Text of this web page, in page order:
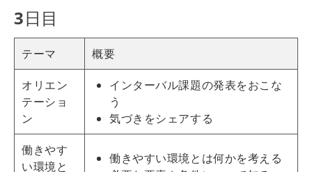
3日目
テーマ 概要
オリエン
テーショ
ン
インターバル課題の発表をおこな
う
気づきをシェアする
働きやす
い環境と
働きやすい環境とは何かを考える